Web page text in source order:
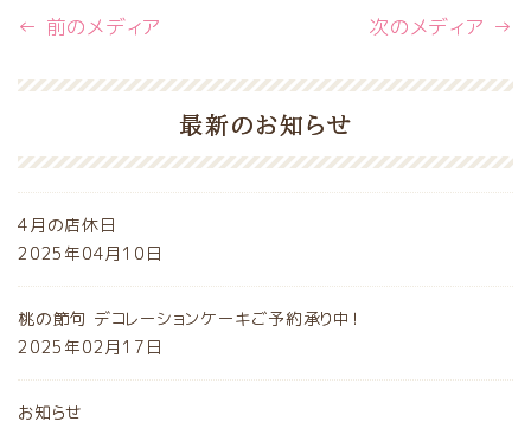
← 前のメディア 次のメディア →
最新のお知らせ
4月の店休日
2025年04月10日
桃の節句 デコレーションケーキご予約承り中！
2025年02月17日
お知らせ